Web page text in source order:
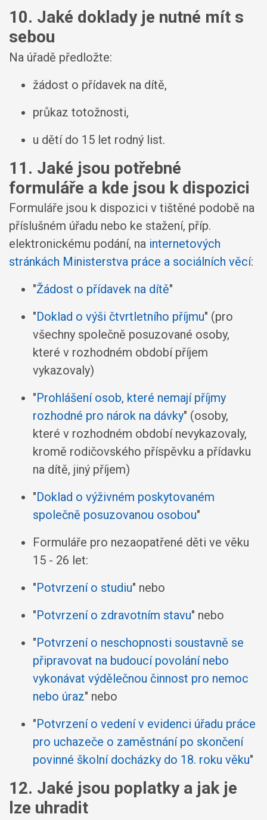
10. Jaké doklady je nutné mít s
sebou
Na úřadě předložte:
žádost o přídavek na dítě,
průkaz totožnosti,
u dětí do 15 let rodný list.
11. Jaké jsou potřebné
formuláře a kde jsou k dispozici
Formuláře jsou k dispozici v tištěné podobě na
příslušném úřadu nebo ke stažení, příp.
elektronickému podání, na internetových
stránkách Ministerstva práce a sociálních věcí:
"Žádost o přídavek na dítě"
"Doklad o výši čtvrtletního příjmu" (pro
všechny společně posuzované osoby,
které v rozhodném období příjem
vykazovaly)
"Prohlášení osob, které nemají příjmy
rozhodné pro nárok na dávky" (osoby,
které v rozhodném období nevykazovaly,
kromě rodičovského příspěvku a přídavku
na dítě, jiný příjem)
"Doklad o výživném poskytovaném
společně posuzovanou osobou"
Formuláře pro nezaopatřené děti ve věku
15 - 26 let:
"Potvrzení o studiu" nebo
"Potvrzení o zdravotním stavu" nebo
"Potvrzení o neschopnosti soustavně se
připravovat na budoucí povolání nebo
vykonávat výdělečnou činnost pro nemoc
nebo úraz" nebo
"Potvrzení o vedení v evidenci úřadu práce
pro uchazeče o zaměstnání po skončení
povinné školní docházky do 18. roku věku"
12. Jaké jsou poplatky a jak je
lze uhradit